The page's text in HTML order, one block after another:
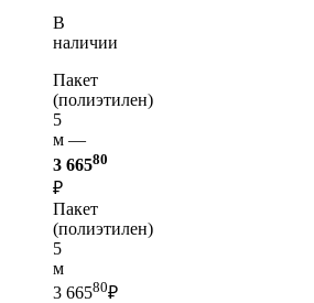
В
наличии
Пакет
(полиэтилен)
5
м —
3 66580
₽
Пакет
(полиэтилен)
5
м
3 66580₽